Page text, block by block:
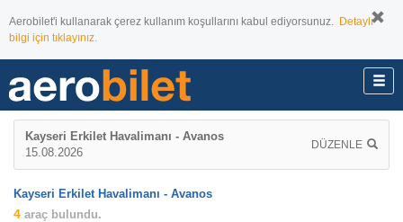
Aerobilet'i kullanarak çerez kullanım koşullarını kabul ediyorsunuz. Detaylı
bilgi için tıklayınız.
Kayseri Erkilet Havalimanı - Avanos
15.08.2026
DÜZENLE
Kayseri Erkilet Havalimanı - Avanos
4 araç bulundu.